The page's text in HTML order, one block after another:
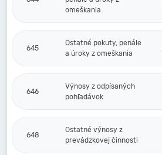
omeškania
645
Ostatné pokuty, penále
a úroky z omeškania
646
Výnosy z odpísaných
pohľadávok
648
Ostatné výnosy z
prevádzkovej činnosti